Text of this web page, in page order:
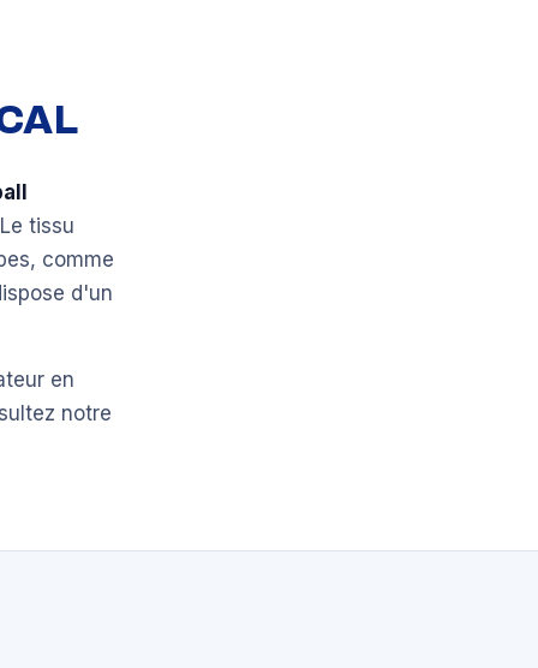
tissu
comme
d'un
en
notre